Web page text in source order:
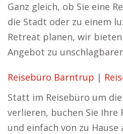
Ganz gleich, ob Sie eine
die Stadt oder zu einem
Retreat planen, wir
Angebot zu
Reisebüro Barntrup |
Statt im Reisebüro um die
verlieren, buchen Sie Ihre
und einfach von zu Hause